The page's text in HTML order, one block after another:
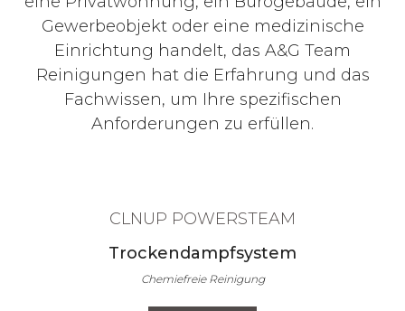
Gewerbeobjekt oder eine medizinische
Einrichtung handelt, das A&G Team
Reinigungen hat die Erfahrung und das
Fachwissen, um Ihre spezifischen
Anforderungen zu erfüllen.
CLNUP POWERSTEAM
Trockendampfsystem
Chemiefreie Reinigung